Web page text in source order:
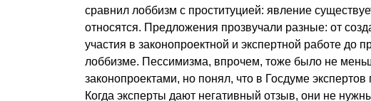
сравнил лоббизм с проституцией: явление
относятся. Предложения прозвучали разные: от
участия в законопроектной и экспертной работе до
лоббизме. Пессимизма, впрочем, тоже было не
законопроектами, но понял, что в Госдуме
Когда эксперты дают негативный отзыв, они не